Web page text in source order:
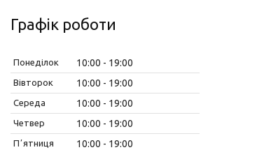
Графік роботи
Понеділок 10:00 19:00
Вівторок 10:00 19:00
Середа 10:00 19:00
Четвер 10:00 19:00
Пʼятниця 10:00 19:00